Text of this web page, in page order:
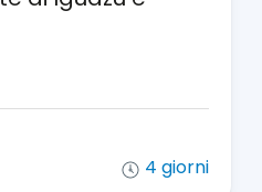
al sacco.
Aires.
al sacco.
4 giorni